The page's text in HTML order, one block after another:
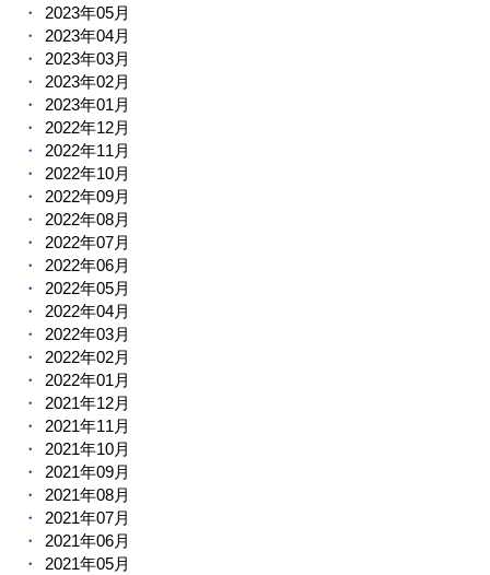
2023年05月
2023年04月
2023年03月
2023年02月
2023年01月
2022年12月
2022年11月
2022年10月
2022年09月
2022年08月
2022年07月
2022年06月
2022年05月
2022年04月
2022年03月
2022年02月
2022年01月
2021年12月
2021年11月
2021年10月
2021年09月
2021年08月
2021年07月
2021年06月
2021年05月